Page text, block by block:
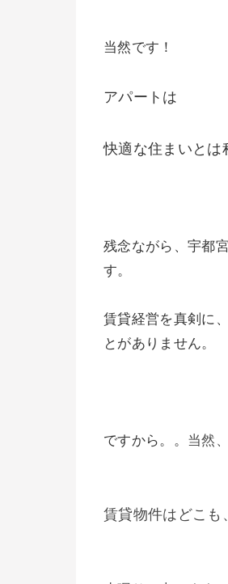
当然です！
アパートは
快適な住まいとは
残念ながら、宇都
す。
賃貸経営を真剣に
とがありません。
ですから。。 当然、
賃貸物件はどこも